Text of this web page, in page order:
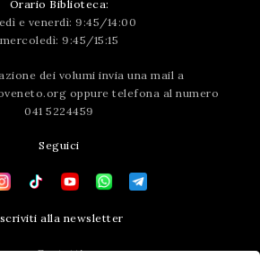
Orario Biblioteca:
e venerdì: 9:45/14:00
mercoledì: 9:45/15:15
dei volumi invia una mail a
oppure telefona al numero
041 5224459
Seguici
alla newsletter
Contatti